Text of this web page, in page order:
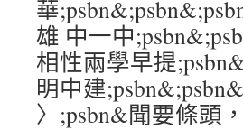
華
雄 中一中
相性兩學早提
明中建
〉;psbn&聞要條頭，